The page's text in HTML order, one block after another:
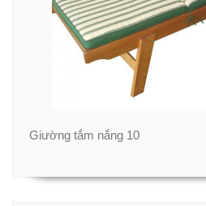
Giường tắm nắng 10